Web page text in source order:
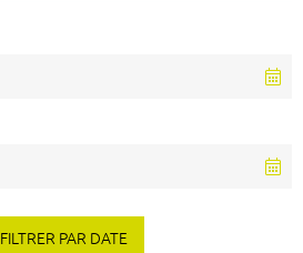
FILTRER PAR DATE